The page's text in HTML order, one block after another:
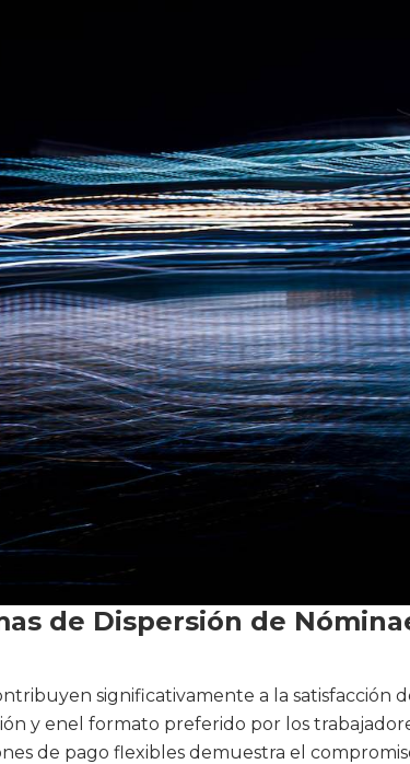
de Dispersión de
significativamente a la satisfacción
y enel formato preferido por los
de pago flexibles demuestra el